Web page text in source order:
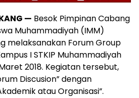
— Besok Pimpinan Cabang
Muhammadiyah (IMM)
melaksanakan Forum Group
I STKIP Muhammadiyah
2018. Kegiatan tersebut,
Discusion” dengan
atau Organisasi”.